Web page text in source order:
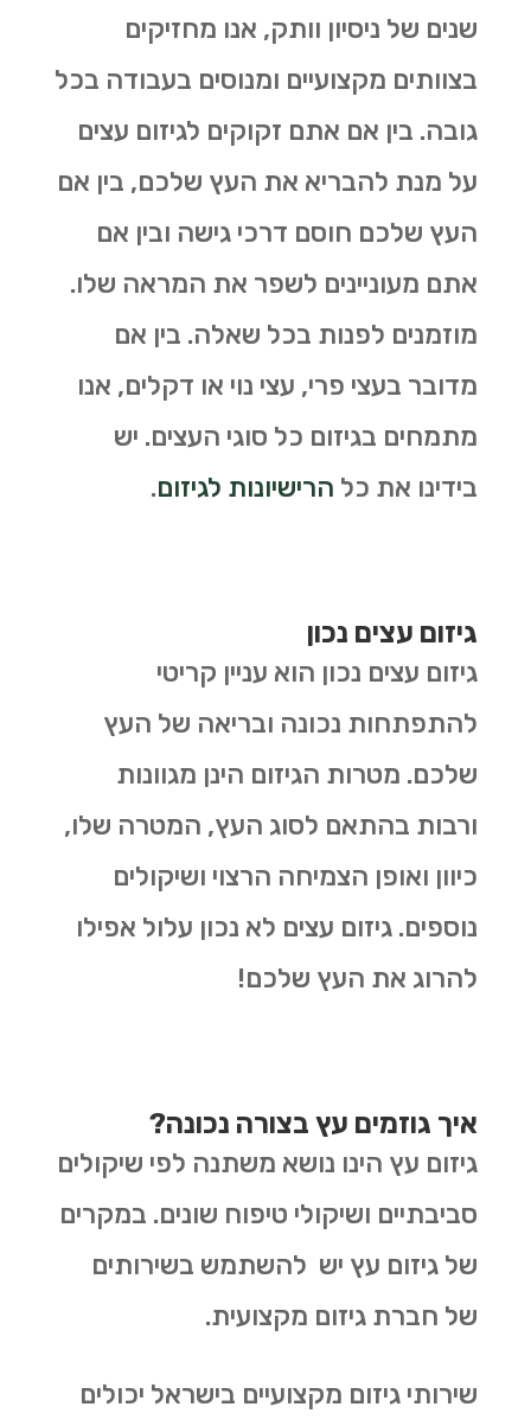
שנים של ניסיון וותק, אנו מחזיקים
בצוותים מקצועיים ומנוסים בעבודה בכל
גובה. בין אם אתם זקוקים לגיזום עצים
על מנת להבריא את העץ שלכם, בין אם
העץ שלכם חוסם דרכי גישה ובין אם
אתם מעוניינים לשפר את המראה שלו.
מוזמנים לפנות בכל שאלה. בין אם
מדובר בעצי פרי, עצי נוי או דקלים, אנו
מתמחים בגיזום כל סוגי העצים. יש
בידינו את כל הרישיונות לגיזום.
גיזום עצים נכון
גיזום עצים נכון הוא עניין קריטי
להתפתחות נכונה ובריאה של העץ
שלכם. מטרות הגיזום הינן מגוונות
ורבות בהתאם לסוג העץ, המטרה שלו,
כיוון ואופן הצמיחה הרצוי ושיקולים
נוספים. גיזום עצים לא נכון עלול אפילו
להרוג את העץ שלכם!
איך גוזמים עץ בצורה נכונה?
גיזום עץ הינו נושא משתנה לפי שיקולים
סביבתיים ושיקולי טיפוח שונים. במקרים
של גיזום עץ יש להשתמש בשירותים
של חברת גיזום מקצועית.
שירותי גיזום מקצועיים בישראל יכולים